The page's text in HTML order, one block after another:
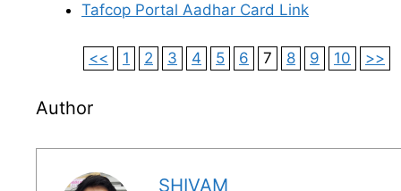
Tafcop Portal Aadhar Card Link
<< 1 2 3 4 5 6 7 8 9 10 >>
Author
SHIVAM